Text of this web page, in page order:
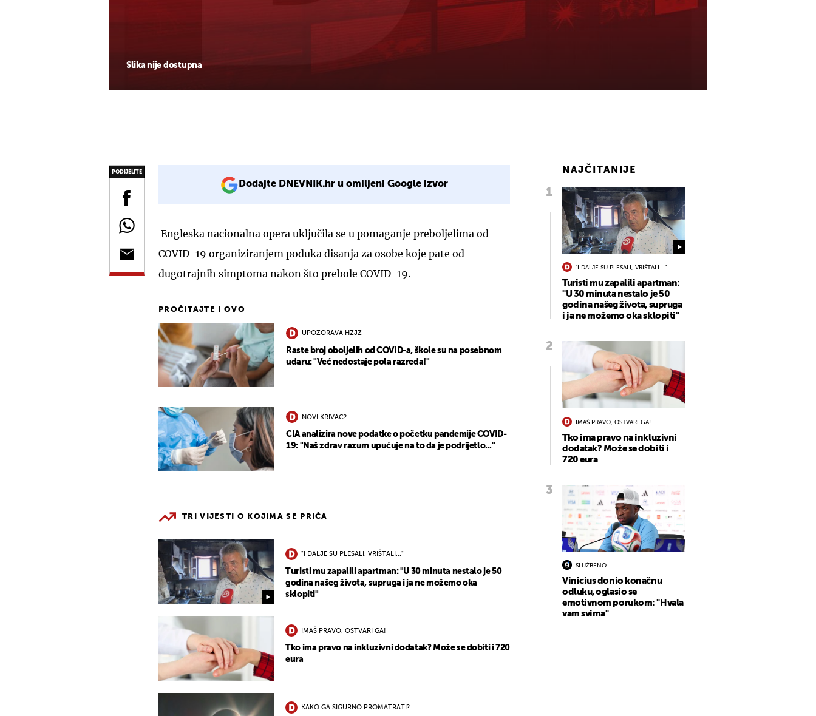
Slika nije dostupna
PODIJELITE
Dodajte DNEVNIK.hr u omiljeni Google izvor
Engleska nacionalna opera uključila se u pomaganje preboljelima od
COVID-19 organiziranjem poduka disanja za osobe koje pate od
dugotrajnih simptoma nakon što prebole COVID-19.
PROČITAJTE I OVO
UPOZORAVA HZJZ
Raste broj oboljelih od COVID-a, škole su na posebnom
udaru: "Već nedostaje pola razreda!"
NOVI KRIVAC?
CIA analizira nove podatke o početku pandemije COVID-
19: "Naš zdrav razum upućuje na to da je podrijetlo..."
TRI VIJESTI O KOJIMA SE PRIČA
"I DALJE SU PLESALI, VRIŠTALI..."
Turisti mu zapalili apartman: "U 30 minuta nestalo je 50
godina našeg života, supruga i ja ne možemo oka
sklopiti"
IMAŠ PRAVO, OSTVARI GA!
Tko ima pravo na inkluzivni dodatak? Može se dobiti i 720
eura
KAKO GA SIGURNO PROMATRATI?
NAJČITANIJE
"I DALJE SU PLESALI, VRIŠTALI..."
Turisti mu zapalili apartman:
"U 30 minuta nestalo je 50
godina našeg života, supruga
i ja ne možemo oka sklopiti"
IMAŠ PRAVO, OSTVARI GA!
Tko ima pravo na inkluzivni
dodatak? Može se dobiti i
720 eura
SLUŽBENO
Vinicius donio konačnu
odluku, oglasio se
emotivnom porukom: "Hvala
vam svima"